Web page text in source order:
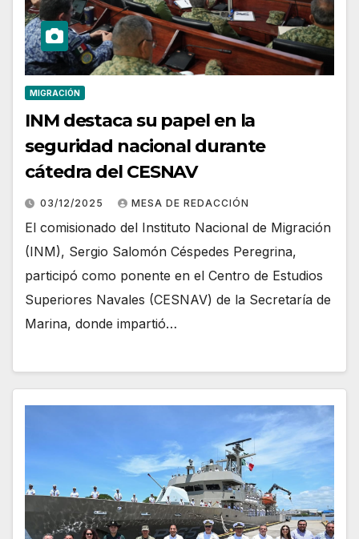
MIGRACIÓN
INM destaca su papel en la
seguridad nacional durante
cátedra del CESNAV
03/12/2025 MESA DE REDACCIÓN
El comisionado del Instituto Nacional de Migración
(INM), Sergio Salomón Céspedes Peregrina,
participó como ponente en el Centro de Estudios
Superiores Navales (CESNAV) de la Secretaría de
Marina, donde impartió…